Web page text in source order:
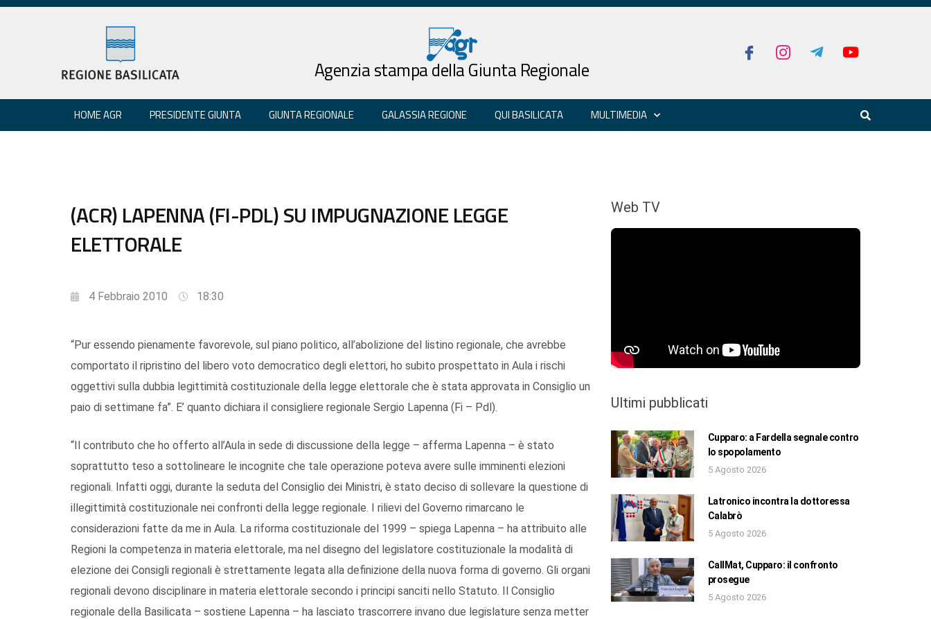
Agenzia stampa della Giunta Regionale
HOME AGR PRESIDENTE GIUNTA GIUNTA REGIONALE GALASSIA REGIONE QUI BASILICATA MULTIMEDIA
(ACR) LAPENNA (FI-PDL) SU IMPUGNAZIONE LEGGE
ELETTORALE
4 Febbraio 2010 18:30
“Pur essendo pienamente favorevole, sul piano politico, all’abolizione del listino regionale, che avrebbe
comportato il ripristino del libero voto democratico degli elettori, ho subito prospettato in Aula i rischi
oggettivi sulla dubbia legittimità costituzionale della legge elettorale che è stata approvata in Consiglio un
paio di settimane fa”. E’ quanto dichiara il consigliere regionale Sergio Lapenna (Fi – Pdl).
“Il contributo che ho offerto all’Aula in sede di discussione della legge – afferma Lapenna – è stato
soprattutto teso a sottolineare le incognite che tale operazione poteva avere sulle imminenti elezioni
regionali. Infatti oggi, durante la seduta del Consiglio dei Ministri, è stato deciso di sollevare la questione di
illegittimità costituzionale nei confronti della legge regionale. I rilievi del Governo rimarcano le
considerazioni fatte da me in Aula. La riforma costituzionale del 1999 – spiega Lapenna – ha attribuito alle
Regioni la competenza in materia elettorale, ma nel disegno del legislatore costituzionale la modalità di
elezione dei Consigli regionali è strettamente legata alla definizione della nuova forma di governo. Gli organi
regionali devono disciplinare in materia elettorale secondo i principi sanciti nello Statuto. Il Consiglio
regionale della Basilicata – sostiene Lapenna – ha lasciato trascorrere invano due legislature senza metter
Web TV
Ultimi pubblicati
Cupparo: a Fardella segnale contro
lo spopolamento
5 Agosto 2026
Latronico incontra la dottoressa
Calabrò
5 Agosto 2026
CallMat, Cupparo: il confronto
prosegue
5 Agosto 2026